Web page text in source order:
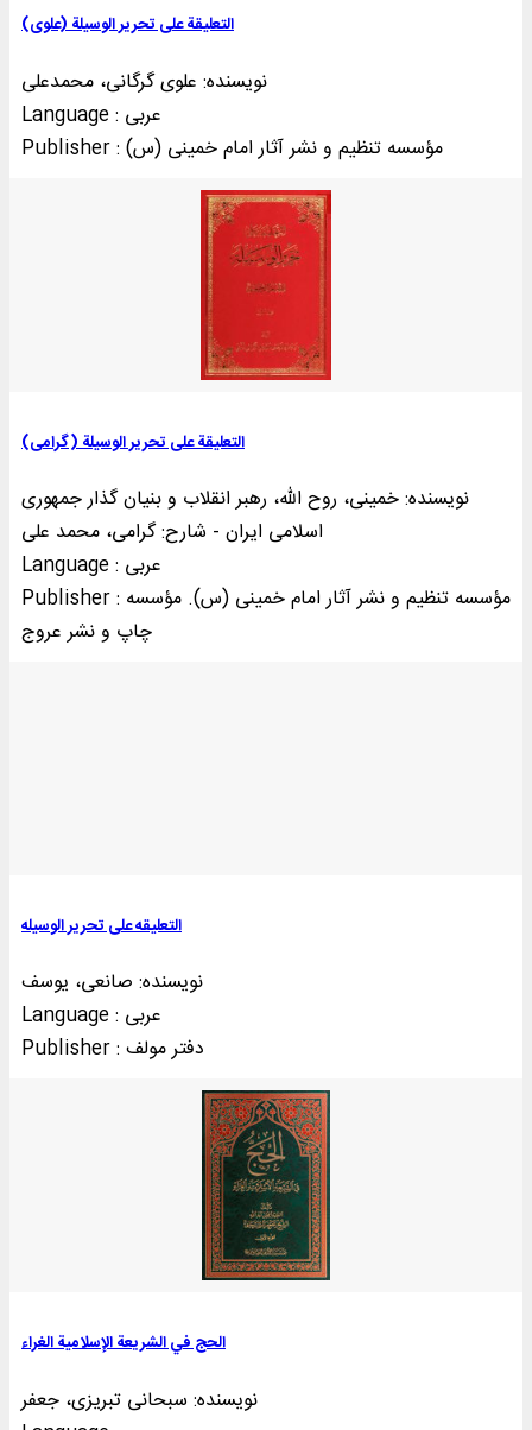
التعلیقة علی تحریر الوسیلة (علوی)
نویسنده: علوی گرگانی، محمدعلی
Language : عربی
Publisher : مؤسسه تنظيم و نشر آثار امام خمينی (س)
التعلیقة علی تحریر الوسیلة (گرامی)
نویسنده: خمینی‌، روح الله، رهبر انقلاب و بنیان گذار جمهوری
اسلامی ایران - شارح: گرامی، محمد علی
Language : عربی
Publisher : مؤسسه تنظيم و نشر آثار امام خمينی (س). مؤسسه
چاپ و نشر عروج
التعلیقه علی تحریر الوسیله
نویسنده: صانعی، یوسف
Language : عربی
Publisher : دفتر مولف
الحج في الشریعة الإسلامیة الغراء
نویسنده: سبحانی تبریزی، جعفر